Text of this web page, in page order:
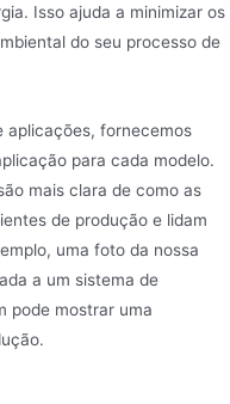
Isso ajuda a minimizar os
do seu processo de
aplicações, fornecemos
para cada modelo.
mais clara de como as
de produção e lidam
uma foto da nossa
a um sistema de
pode mostrar uma